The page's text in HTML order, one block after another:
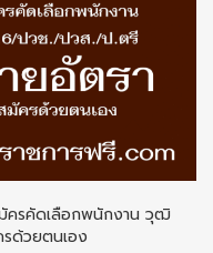
ครคัดเลือกพนักงาน วุฒิ
ด้วยตนเอง